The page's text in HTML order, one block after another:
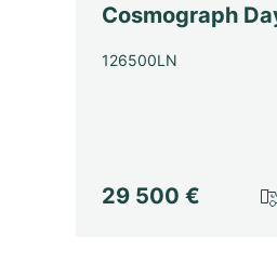
Cosmograph
126500LN
29 500 €